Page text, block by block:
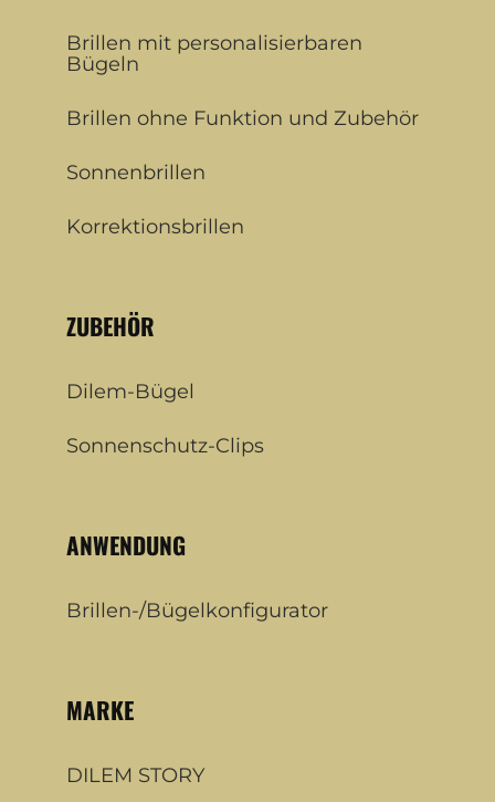
Brillen mit personalisierbaren
Bügeln
Brillen ohne Funktion und Zubehör
Sonnenbrillen
Korrektionsbrillen
ZUBEHÖR
Dilem-Bügel
Sonnenschutz-Clips
ANWENDUNG
Brillen-/Bügelkonfigurator
MARKE
DILEM STORY